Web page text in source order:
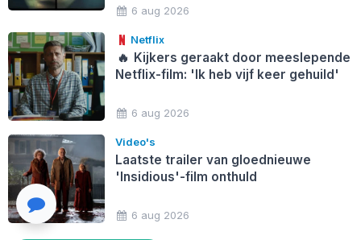
6 aug 2026
Netflix
🔥 Kijkers geraakt door meeslepende
Netflix-film: 'Ik heb vijf keer gehuild'
6 aug 2026
Video's
Laatste trailer van gloednieuwe
'Insidious'-film onthuld
6 aug 2026